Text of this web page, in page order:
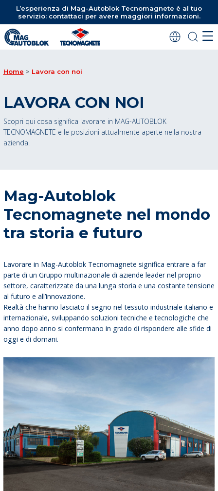
L’esperienza di Mag-Autoblok Tecnomagnete è al tuo
servizio: contattaci per avere maggiori informazioni.
Home Lavora con noi
LAVORA CON NOI
Scopri qui cosa significa lavorare in MAG-AUTOBLOK
TECNOMAGNETE e le posizioni attualmente aperte nella nostra
azienda.
Mag-Autoblok
Tecnomagnete nel mondo
tra storia e futuro
Lavorare in Mag-Autoblok Tecnomagnete significa entrare a far
parte di un Gruppo multinazionale di aziende leader nel proprio
settore, caratterizzate da una lunga storia e una costante tensione
al futuro e all’innovazione.
Realtà che hanno lasciato il segno nel tessuto industriale italiano e
internazionale, sviluppando soluzioni tecniche e tecnologiche che
anno dopo anno si confermano in grado di rispondere alle sfide di
oggi e di domani.